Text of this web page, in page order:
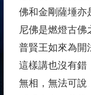
佛和金剛薩埵亦
尼佛是燃燈古
普賢王如來為開
這樣講也沒有錯
無相，無法可說